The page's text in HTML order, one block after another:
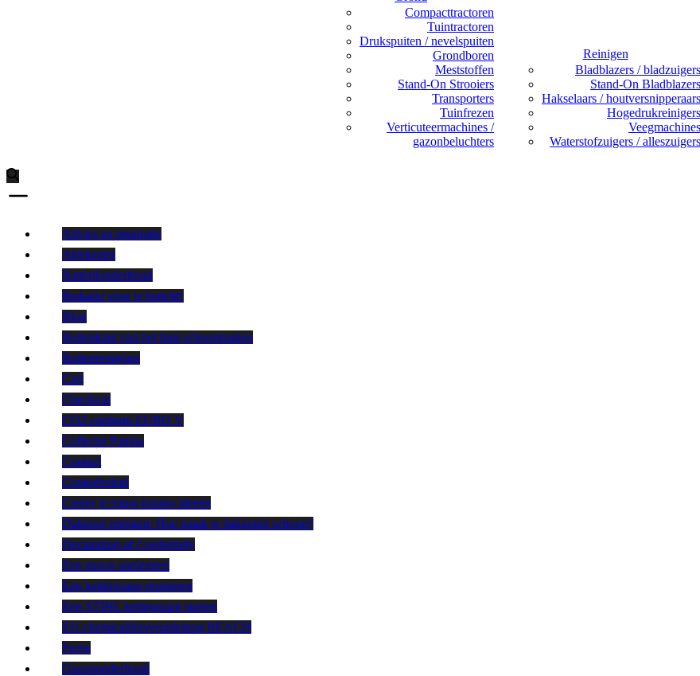
Compacttractoren
Tuintractoren
Drukspuiten / nevelspuiten
Grondboren
Meststoffen
Stand-On Strooiers
Transporters
Tuinfrezen
Verticuteermachines /
gazonbeluchters
Reinigen
Bladblazers / bladzuigers
Stand-On Bladblazers
Hakselaars / houtversnipperaars
Hogedrukreinigers
Veegmachines
Waterstofzuigers / alleszuigers
Advies en inspiratie
Afrekenen
Batterijonderhoud
Bedankt voor je bericht!
Blog
Buitenkant van het huis schoonmaken
Buitenreiniging
Cart
Checkout
CO2 conform EURO V
Collectie Pagina
Contact
Cookiebeleid
Creëer je eigen houten ideeën
Dakgoot reinigen: Hoe maak je dakgoten schoon?
Declaration of Conformity
Een gazon aanleggen
Een kettingzaag monteren
Een STIHL kettingzaag starten
EU-chemicaliënverordening REACH
Ferris
Gazononderhoud